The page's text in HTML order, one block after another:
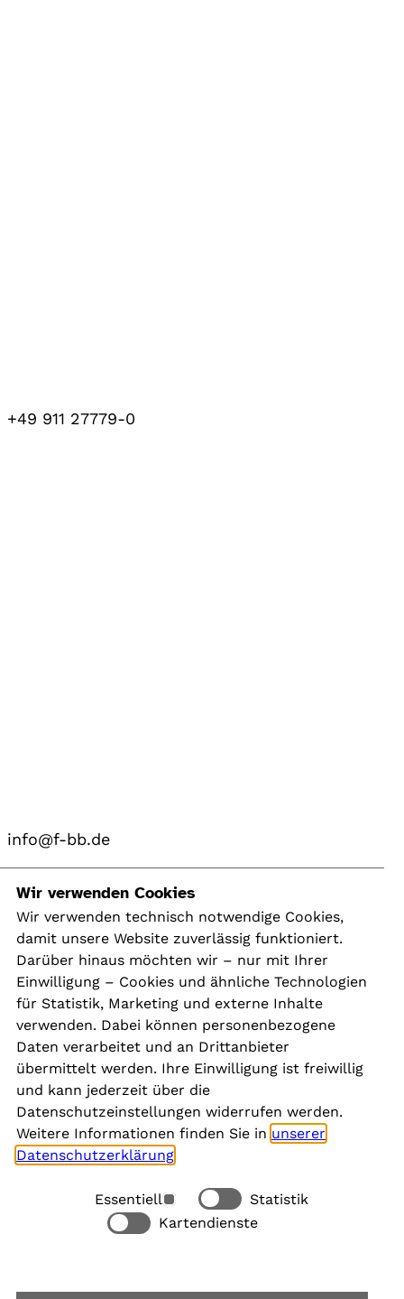
+49 911 27779-0
info@f-bb.de
Navigation
Kontakt
Presse
Aktuelles
Karriere
Newsletter
Social Media
Rechtliches
Allgemeine Datenschutzinformation
Wir verwenden Cookies
Wir verwenden technisch notwendige Cookies,
damit unsere Website zuverlässig funktioniert.
Darüber hinaus möchten wir – nur mit Ihrer
Einwilligung – Cookies und ähnliche Technologien
für Statistik, Marketing und externe Inhalte
verwenden. Dabei können personenbezogene
Daten verarbeitet und an Drittanbieter
übermittelt werden. Ihre Einwilligung ist freiwillig
und kann jederzeit über die
Datenschutzeinstellungen widerrufen werden.
Weitere Informationen finden Sie in unserer
Datenschutzerklärung
Essentiell
Statistik
Kartendienste